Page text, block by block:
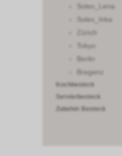
Solex_Lena
Solex_Inka
Zürich
Tokyo
Berlin
Bregenz
Kochbesteck
Servierbesteck
Zubehör Besteck